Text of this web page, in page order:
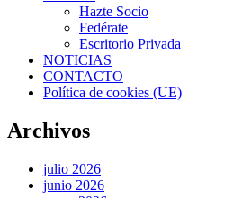
Hazte Socio
Fedérate
Escritorio Privada
NOTICIAS
CONTACTO
Política de cookies (UE)
Archivos
julio 2026
junio 2026